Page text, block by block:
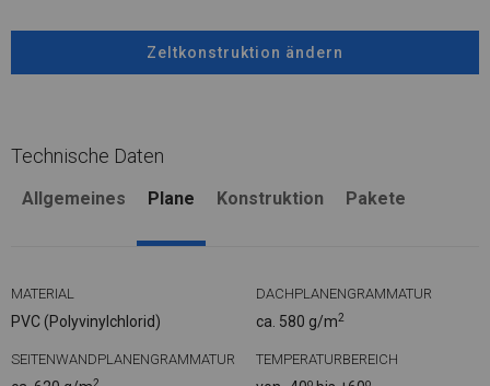
Zeltkonstruktion ändern
Technische Daten
Allgemeines Plane Konstruktion Pakete
MATERIAL
PVC (Polyvinylchlorid)
DACHPLANENGRAMMATUR
ca. 580 g/m2
SEITENWANDPLANENGRAMMATUR
2
TEMPERATURBEREICH
o o